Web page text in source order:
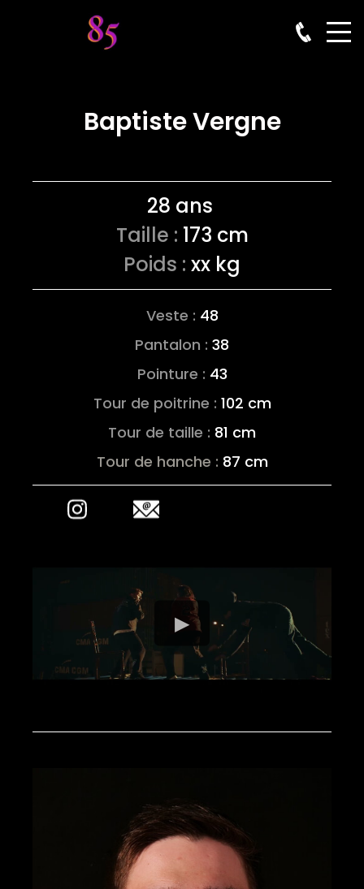
Baptiste Vergne
28 ans
Taille : 173 cm
Poids : xx kg
Veste : 48
Pantalon : 38
Pointure : 43
Tour de poitrine : 102 cm
Tour de taille : 81 cm
Tour de hanche : 87 cm